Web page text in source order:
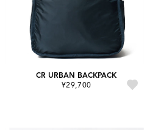
CR URBAN BACKPACK
¥29,700